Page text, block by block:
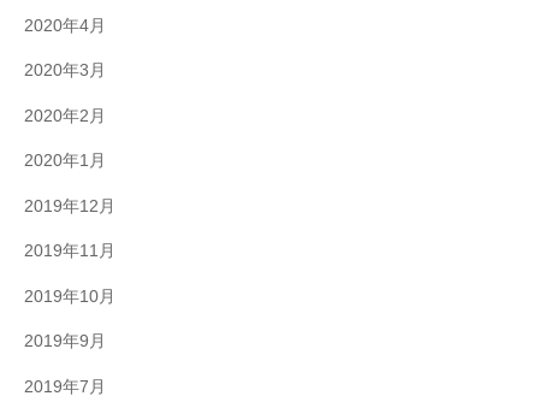
2020年4月
2020年3月
2020年2月
2020年1月
2019年12月
2019年11月
2019年10月
2019年9月
2019年7月